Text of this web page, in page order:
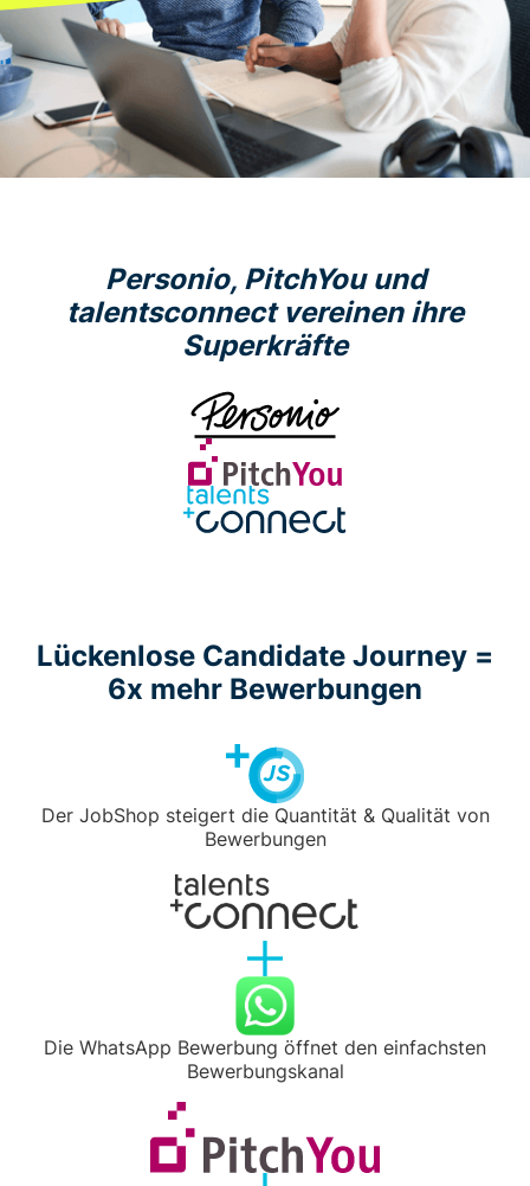
Personio, PitchYou und
talentsconnect vereinen ihre
Superkräfte
Lückenlose Candidate Journey =
6x mehr Bewerbungen
Der JobShop steigert die Quantität & Qualität von
Bewerbungen
Die WhatsApp Bewerbung öffnet den einfachsten
Bewerbungskanal